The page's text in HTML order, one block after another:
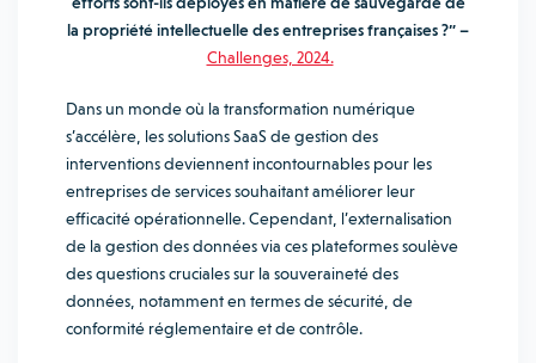
la propriété intellectuelle des entreprises françaises ?” –
Challenges, 2024.
Dans un monde où la transformation numérique
s’accélère, les solutions SaaS de gestion des
interventions deviennent incontournables pour les
entreprises de services souhaitant améliorer leur
efficacité opérationnelle. Cependant, l’externalisation
de la gestion des données via ces plateformes soulève
des questions cruciales sur la souveraineté des
données, notamment en termes de sécurité, de
conformité réglementaire et de contrôle.